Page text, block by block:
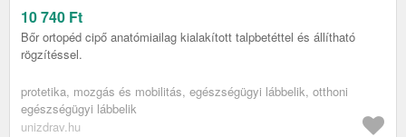
10 740 Ft
Bőr ortopéd cipő anatómiailag kialakított talpbetéttel és állítható
rögzítéssel.
protetika, mozgás és mobilitás, egészségügyi lábbelik, otthoni
egészségügyi lábbelik
unizdrav.hu